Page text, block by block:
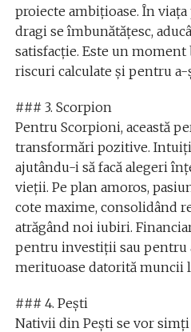
proiecte ambițioase. În
dragi se îmbunătățesc,
satisfacție. Este un
riscuri calculate și pentru
### 3. Scorpion
Pentru Scorpioni, această
transformări pozitive.
ajutându-i să facă alegeri
vieții. Pe plan amoros,
cote maxime, consolidând
atrăgând noi iubiri.
pentru investiții sau
merituoase datorită muncii
### 4. Pești
Nativii din Pești se vor